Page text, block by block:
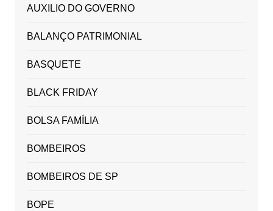
AUXILIO DO GOVERNO
BALANÇO PATRIMONIAL
BASQUETE
BLACK FRIDAY
BOLSA FAMÍLIA
BOMBEIROS
BOMBEIROS DE SP
BOPE